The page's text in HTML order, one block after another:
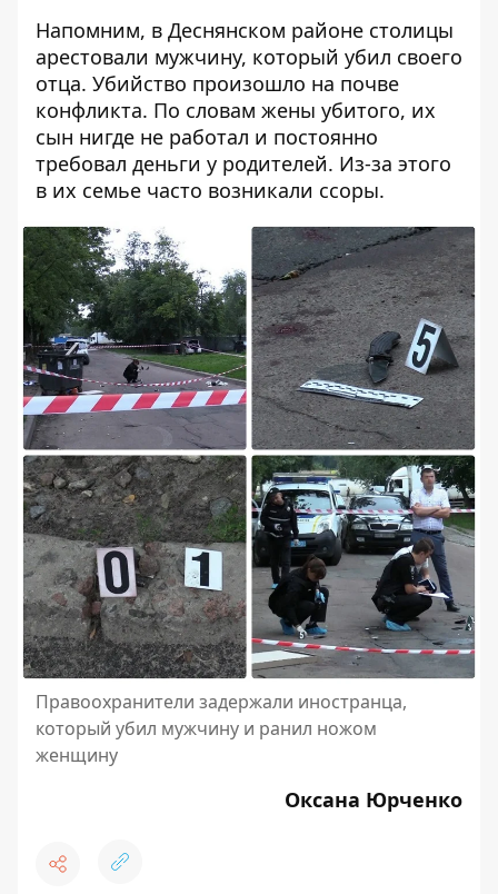
Напомним, в Деснянском районе столицы
арестовали мужчину, который убил своего
отца. Убийство произошло на почве
конфликта. По словам жены убитого, их
сын нигде не работал и постоянно
требовал деньги у родителей. Из-за этого
в их семье часто возникали ссоры.
Правоохранители задержали иностранца,
который убил мужчину и ранил ножом
женщину
Оксана Юрченко